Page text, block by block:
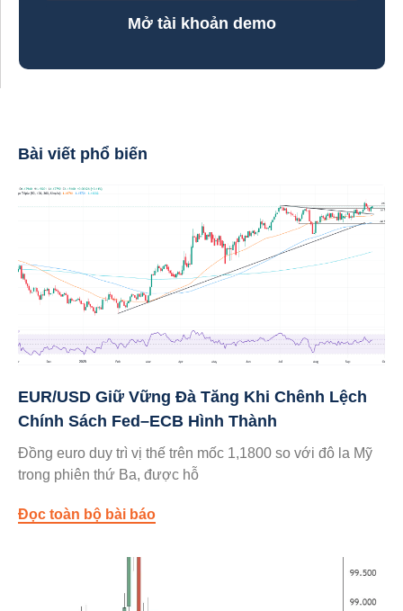
Mở tài khoản demo
Bài viết phổ biến
EUR/USD Giữ Vững Đà Tăng Khi Chênh Lệch
Chính Sách Fed–ECB Hình Thành
Đồng euro duy trì vị thế trên mốc 1,1800 so với đô la Mỹ
trong phiên thứ Ba, được hỗ
Đọc toàn bộ bài báo